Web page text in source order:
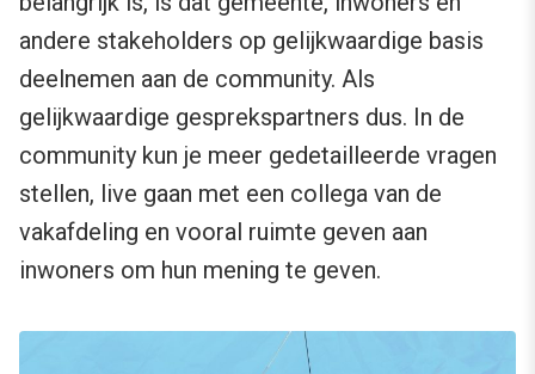
andere stakeholders op gelijkwaardige basis
deelnemen aan de community. Als
gelijkwaardige gesprekspartners dus. In de
community kun je meer gedetailleerde vragen
stellen, live gaan met een collega van de
vakafdeling en vooral ruimte geven aan
inwoners om hun mening te geven.